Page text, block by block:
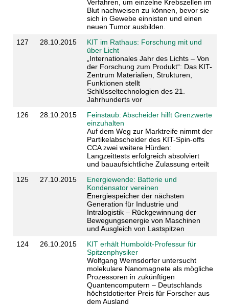
Verfahren, um einzelne Krebszellen im
Blut nachweisen zu können, bevor sie
sich in Gewebe einnisten und einen
neuen Tumor ausbilden.
127
28.10.2015
KIT im Rathaus: Forschung mit und
über Licht
„Internationales Jahr des Lichts – Von
der Forschung zum Produkt“: Das KIT-
Zentrum Materialien, Strukturen,
Funktionen stellt
Schlüsseltechnologien des 21.
Jahrhunderts vor
126
28.10.2015
Feinstaub: Abscheider hilft Grenzwerte
einzuhalten
Auf dem Weg zur Marktreife nimmt der
Partikelabscheider des KIT-Spin-offs
CCA zwei weitere Hürden:
Langzeittests erfolgreich absolviert
und bauaufsichtliche Zulassung erteilt
125
27.10.2015
Energiewende: Batterie und
Kondensator vereinen
Energiespeicher der nächsten
Generation für Industrie und
Intralogistik – Rückgewinnung der
Bewegungsenergie von Maschinen
und Ausgleich von Lastspitzen
124
26.10.2015
KIT erhält Humboldt-Professur für
Spitzenphysiker
Wolfgang Wernsdorfer untersucht
molekulare Nanomagnete als mögliche
Prozessoren in zukünftigen
Quantencomputern – Deutschlands
höchstdotierter Preis für Forscher aus
dem Ausland